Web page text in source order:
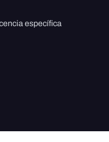
específica